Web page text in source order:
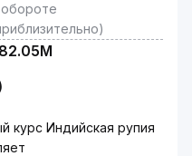
курс Индийская рупия